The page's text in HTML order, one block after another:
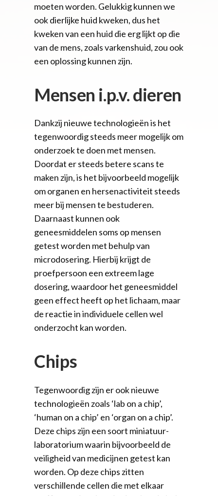
moeten worden. Gelukkig kunnen we
ook dierlijke huid kweken, dus het
kweken van een huid die erg lijkt op die
van de mens, zoals varkenshuid, zou ook
een oplossing kunnen zijn.
Mensen i.p.v. dieren
Dankzij nieuwe technologieën is het
tegenwoordig steeds meer mogelijk om
onderzoek te doen met mensen.
Doordat er steeds betere scans te
maken zijn, is het bijvoorbeeld mogelijk
om organen en hersenactiviteit steeds
meer bij mensen te bestuderen.
Daarnaast kunnen ook
geneesmiddelen soms op mensen
getest worden met behulp van
microdosering. Hierbij krijgt de
proefpersoon een extreem lage
dosering, waardoor het geneesmiddel
geen effect heeft op het lichaam, maar
de reactie in individuele cellen wel
onderzocht kan worden.
Chips
Tegenwoordig zijn er ook nieuwe
technologieën zoals ‘lab on a chip’,
‘human on a chip’ en ‘organ on a chip’.
Deze chips zijn een soort miniatuur-
laboratorium waarin bijvoorbeeld de
veiligheid van medicijnen getest kan
worden. Op deze chips zitten
verschillende cellen die met elkaar